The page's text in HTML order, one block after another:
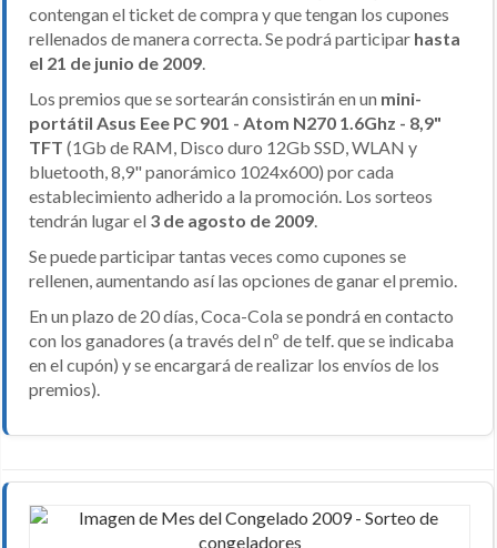
contengan el ticket de compra y que tengan los cupones
rellenados de manera correcta. Se podrá participar hasta
el 21 de junio de 2009
Los premios que se sortearán consistirán en un mini-
portátil Asus Eee PC 901 - Atom N270 1.6Ghz - 8,9"
TFT (1Gb de RAM, Disco duro 12Gb SSD, WLAN y
bluetooth, 8,9" panorámico 1024x600) por cada
establecimiento adherido a la promoción. Los sorteos
tendrán lugar el 3 de agosto de 2009
Se puede participar tantas veces como cupones se
rellenen, aumentando así las opciones de ganar el premio.
En un plazo de 20 días, Coca-Cola se pondrá en contacto
con los ganadores (a través del nº de telf. que se indicaba
en el cupón) y se encargará de realizar los envíos de los
premios).